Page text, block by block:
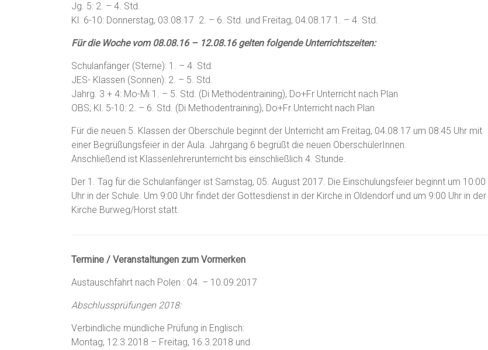
Jg. 5: 2. – 4. Std.
Kl. 6-10: Donnerstag, 03.08.17 2. – 6. Std. und Freitag, 04.08.17 1. – 4. Std.
Für die Woche vom 08.08.16 – 12.08.16 gelten folgende Unterrichtszeiten:
Schulanfänger (Sterne): 1. – 4. Std.
JES- Klassen (Sonnen): 2. – 5. Std.
Jahrg. 3 + 4: Mo-Mi 1. – 5. Std. (Di Methodentraining), Do+Fr Unterricht nach Plan
OBS; Kl. 5-10: 2. – 6. Std. (Di Methodentraining), Do+Fr Unterricht nach Plan
Für die neuen 5. Klassen der Oberschule beginnt der Unterricht am Freitag, 04.08.17 um 08:45 Uhr mit
einer Begrüßungsfeier in der Aula. Jahrgang 6 begrüßt die neuen OberschülerInnen.
Anschließend ist Klassenlehrerunterricht bis einschließlich 4. Stunde.
Der 1. Tag für die Schulanfänger ist Samstag, 05. August 2017. Die Einschulungsfeier beginnt um 10:00
Uhr in der Schule. Um 9:00 Uhr findet der Gottesdienst in der Kirche in Oldendorf und um 9:00 Uhr in der
Kirche Burweg/Horst statt.
Termine / Veranstaltungen zum Vormerken
Austauschfahrt nach Polen ​: 04. – 10.09.2017
Abschlussprüfungen 2018:
Verbindliche mündliche Prüfung in Englisch:
Montag, 12.3.2018 – Freitag, 16.3.2018 und